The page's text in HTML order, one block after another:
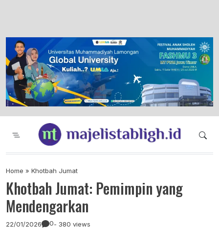
Majelis Tabligh Muhammadiyah
Syiar Dakwah Islam Berkemajuan dan
Home » Khotbah Jumat
Khotbah Jumat: Pemimpin yang
Mendengarkan
22/01/2026 0- 380 views